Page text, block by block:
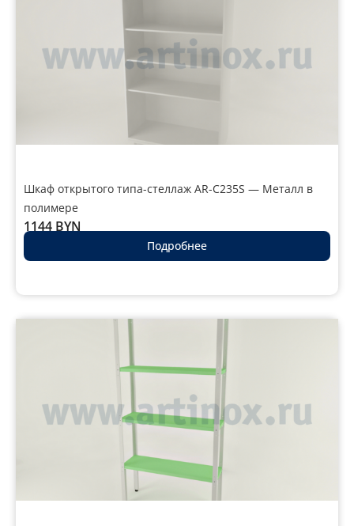
Шкаф открытого типа-стеллаж AR-C235S — Металл в
полимере
1144 BYN
Подробнее